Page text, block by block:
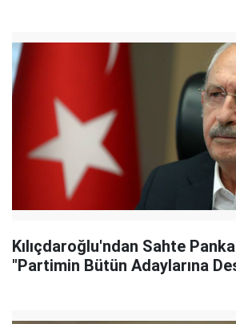
Kılıçdaroğlu'ndan Sahte
"Partimin Bütün Adaylarına